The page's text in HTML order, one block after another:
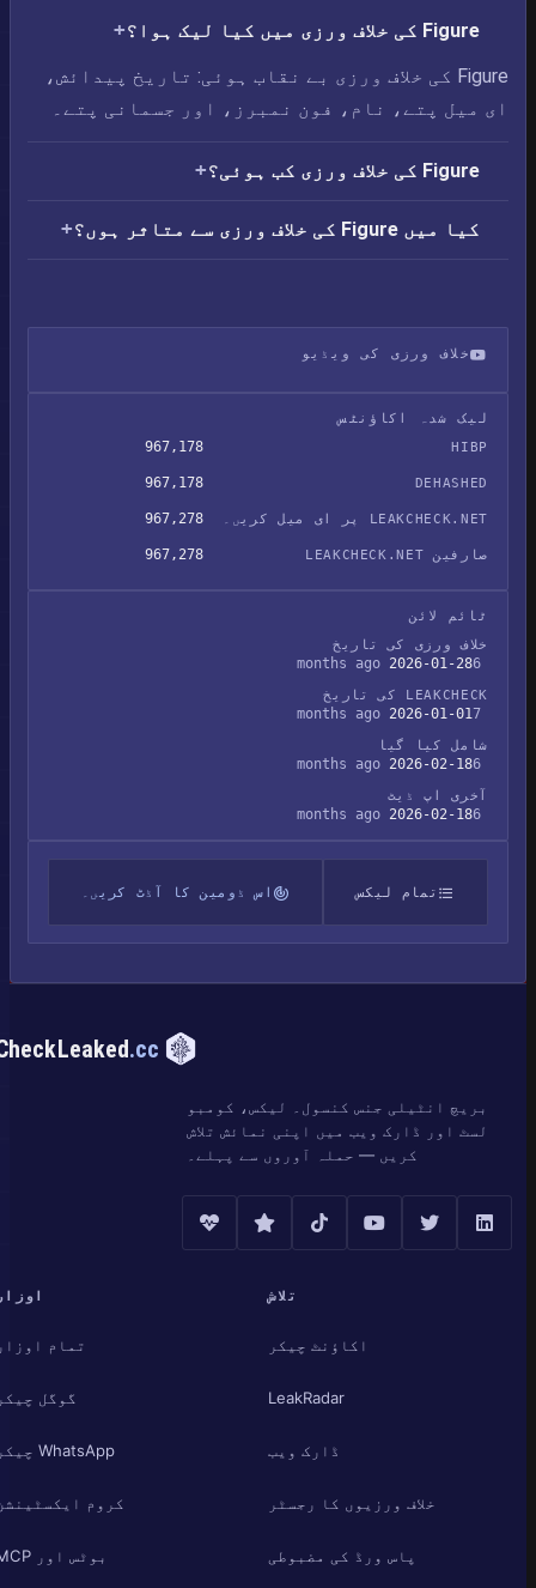
Figure کی خلاف ورزی میں کیا لیک ہوا؟
Figure کی خلاف ورزی بے نقاب ہوئی: تاریخ پیدائش،
ای میل پتے، نام، فون نمبرز، اور جسمانی پتے۔
Figure کی خلاف ورزی کب ہوئی؟
کیا میں Figure کی خلاف ورزی سے متاثر ہوں؟
خلاف ورزی کی ویڈیو
لیک شدہ اکاؤنٹس
HIBP
967,178
DEHASHED
967,178
LEAKCHECK.NET پر ای میل کریں۔ 967,278
صارفین LEAKCHECK.NET 967,278
ٹائم لائن
خلاف ورزی کی تاریخ
2026-01-28
LEAKCHECK کی تاریخ
2026-01-01
شامل کیا گیا
2026-02-18
آخری اپ ڈیٹ
2026-02-18
تمام لیکس اس ڈومین کا آڈٹ کریں۔
CheckLeaked.cc
بریچ انٹیلی جنس کنسول۔ لیکس، کومبو
لسٹ اور ڈارک ویب میں اپنی نمائش تلاش
کریں — حملہ آوروں سے پہلے۔
تلاش
اکاؤنٹ چیکر
LeakRadar
ڈارک ویب
خلاف ورزیوں کا رجسٹر
پاس ورڈ کی مضبوطی
اوزار
تمام اوزار
گوگل چیکر
WhatsApp چیکر
کروم ایکسٹینشن
بوٹس اور MCP